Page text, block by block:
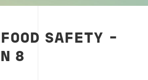
FOOD SAFETY –
8